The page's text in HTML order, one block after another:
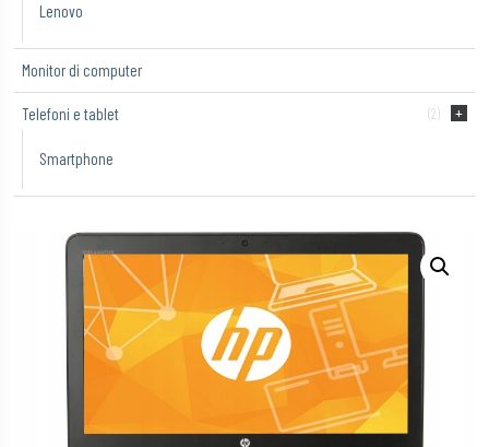
Lenovo
Monitor di computer
Telefoni e tablet (2)
Smartphone